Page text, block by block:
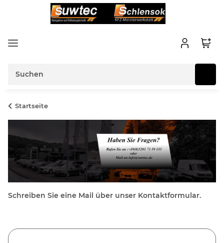
Startseite
Schreiben Sie eine Mail über unser Kontaktformular.